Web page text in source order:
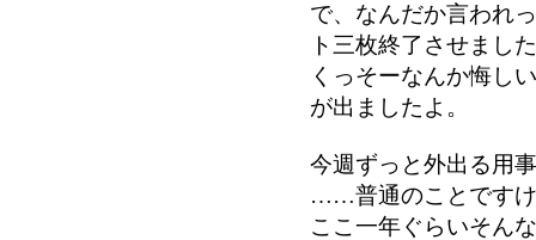
で、なんだか言われ
ト三枚終了させまし
くっそーなんか悔し
が出ましたよ。
今週ずっと外出る用
……普通のことです
ここ一年ぐらいそん